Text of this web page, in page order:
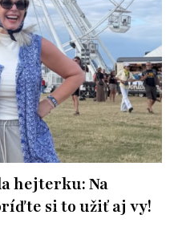
hejterku: Na
si to užiť aj vy!